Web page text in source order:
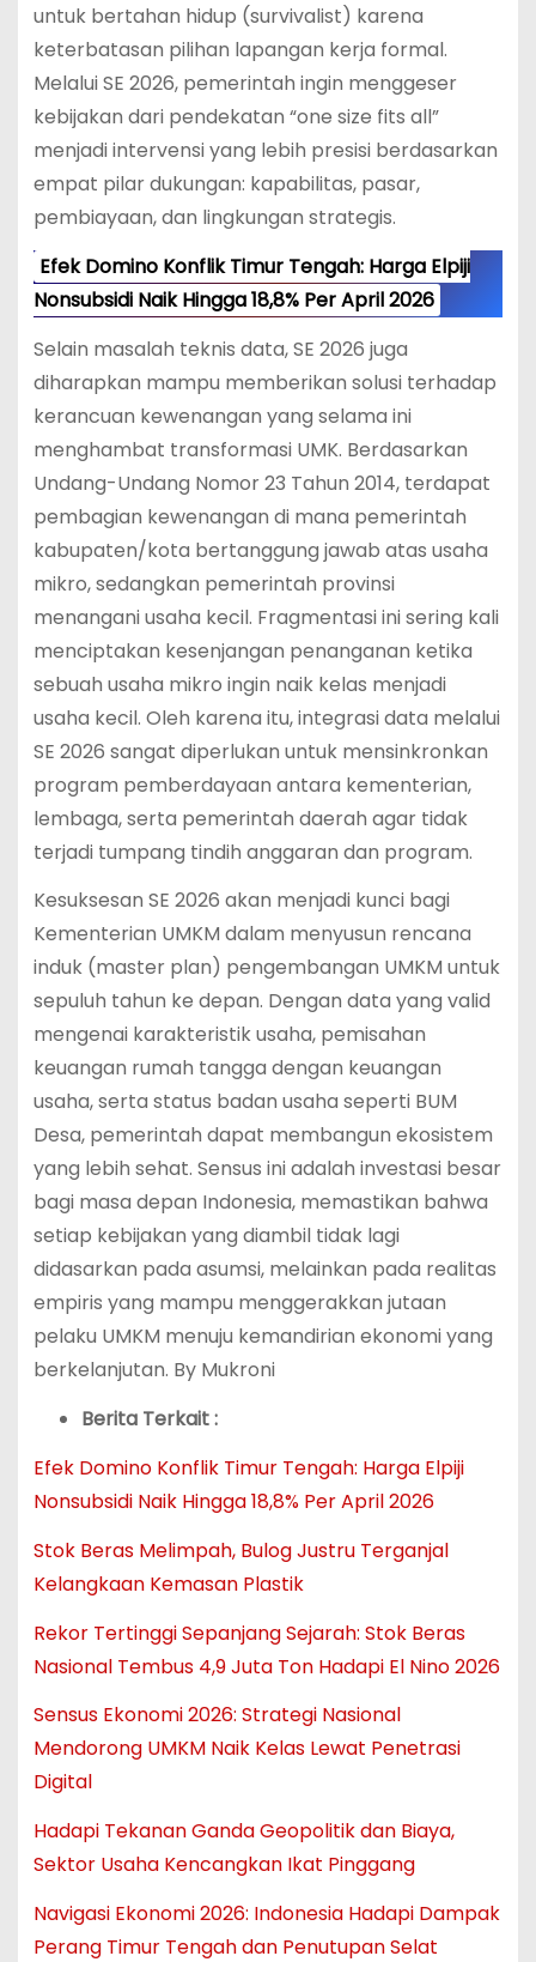
untuk bertahan hidup (survivalist) karena
keterbatasan pilihan lapangan kerja formal.
Melalui SE 2026, pemerintah ingin menggeser
kebijakan dari pendekatan “one size fits all”
menjadi intervensi yang lebih presisi berdasarkan
empat pilar dukungan: kapabilitas, pasar,
pembiayaan, dan lingkungan strategis.
Efek Domino Konflik Timur Tengah: Harga Elpiji
Nonsubsidi Naik Hingga 18,8% Per April 2026
Selain masalah teknis data, SE 2026 juga
diharapkan mampu memberikan solusi terhadap
kerancuan kewenangan yang selama ini
menghambat transformasi UMK. Berdasarkan
Undang-Undang Nomor 23 Tahun 2014, terdapat
pembagian kewenangan di mana pemerintah
kabupaten/kota bertanggung jawab atas usaha
mikro, sedangkan pemerintah provinsi
menangani usaha kecil. Fragmentasi ini sering kali
menciptakan kesenjangan penanganan ketika
sebuah usaha mikro ingin naik kelas menjadi
usaha kecil. Oleh karena itu, integrasi data melalui
SE 2026 sangat diperlukan untuk mensinkronkan
program pemberdayaan antara kementerian,
lembaga, serta pemerintah daerah agar tidak
terjadi tumpang tindih anggaran dan program.
Kesuksesan SE 2026 akan menjadi kunci bagi
Kementerian UMKM dalam menyusun rencana
induk (master plan) pengembangan UMKM untuk
sepuluh tahun ke depan. Dengan data yang valid
mengenai karakteristik usaha, pemisahan
keuangan rumah tangga dengan keuangan
usaha, serta status badan usaha seperti BUM
Desa, pemerintah dapat membangun ekosistem
yang lebih sehat. Sensus ini adalah investasi besar
bagi masa depan Indonesia, memastikan bahwa
setiap kebijakan yang diambil tidak lagi
didasarkan pada asumsi, melainkan pada realitas
empiris yang mampu menggerakkan jutaan
pelaku UMKM menuju kemandirian ekonomi yang
berkelanjutan. By Mukroni
Berita Terkait :
Efek Domino Konflik Timur Tengah: Harga Elpiji
Nonsubsidi Naik Hingga 18,8% Per April 2026
Stok Beras Melimpah, Bulog Justru Terganjal
Kelangkaan Kemasan Plastik
Rekor Tertinggi Sepanjang Sejarah: Stok Beras
Nasional Tembus 4,9 Juta Ton Hadapi El Nino 2026
Sensus Ekonomi 2026: Strategi Nasional
Mendorong UMKM Naik Kelas Lewat Penetrasi
Digital
Hadapi Tekanan Ganda Geopolitik dan Biaya,
Sektor Usaha Kencangkan Ikat Pinggang
Navigasi Ekonomi 2026: Indonesia Hadapi Dampak
Perang Timur Tengah dan Penutupan Selat